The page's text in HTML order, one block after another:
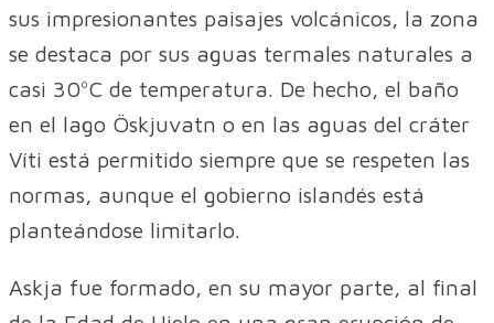
sus impresionantes paisajes volcánicos, la zona
se destaca por sus aguas termales naturales a
casi 30ºC de temperatura. De hecho, el baño
en el lago Öskjuvatn o en las aguas del cráter
Víti está permitido siempre que se respeten las
normas, aunque el gobierno islandés está
planteándose limitarlo.
Askja fue formado, en su mayor parte, al final